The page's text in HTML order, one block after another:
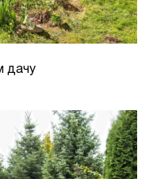
дачу